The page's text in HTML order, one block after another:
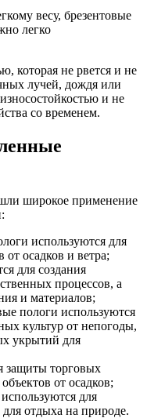
весу, брезентовые
легко
которая не рвется и не
лучей, дождя или
и не
со временем.
широкое применение
используются для
осадков и ветра;
для создания
процессов, а
и материалов;
пологи используются
культур от непогоды,
укрытий для
защиты торговых
от осадков;
для
отдыха на природе.